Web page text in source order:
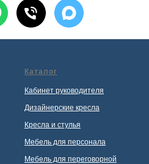
Каталог
Кабинет руководителя
Дизайнерские кресла
Кресла и стулья
Мебель для персонала
Мебель для переговорной